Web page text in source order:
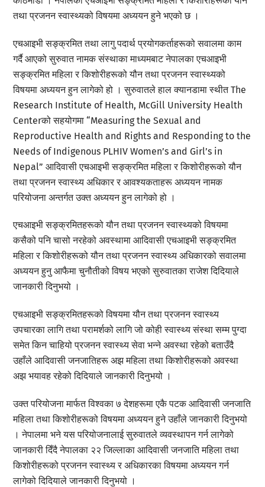
तथा प्रजनन स्वास्थ्यको विषयमा अध्ययन हुने भएको छ ।
एचआइभी सङ्क्रमित तथा लागु पदार्थ प्रयोगकर्ताहरूको सवालमा काम
गर्दै आएको सुरुवात नामक संस्थाका माध्यमबाट नेपालका एचआइभी
सङ्क्रमित महिला र किशोरीहरूको यौन तथा प्रजनन स्वास्थ्यको
विषयमा अध्ययन हुन लागेको हो । सुरुवातले हाल क्यानडामा स्थीत The
Research Institute of Health, McGill University Health
Centerको सहयोगमा “Measuring the Sexual and
Reproductive Health and Rights and Responding to the
Needs of Indigenous PLHIV Women’s and Girl’s in
Nepal” आदिवासी एचआइभी सङ्क्रमित महिला र किशोरीहरूको यौन
तथा प्रजनन स्वास्थ्य अधिकार र आवश्यकताहरू अध्ययन नामक
परियोजना अन्तर्गत उक्त अध्ययन हुन लागेको हो ।
एचआइभी सङ्क्रमितहरूको यौन तथा प्रजनन स्वास्थ्यको विषयमा
कसैको पनि चासो नरहेको अवस्थामा आदिवासी एचआइभी सङ्क्रमित
महिला र किशोरीहरूको यौन तथा प्रजनन स्वास्थ्य अधिकारको सवालमा
अध्ययन हुनु आफैमा चुनौतीको विषय भएको सुरुवातका राजेश दिदियाले
जानकारी दिनुभयो ।
एचआइभी सङ्क्रमितहरूको विषयमा यौन तथा प्रजनन स्वास्थ्य
उपचारका लागि तथा परामर्शको लागि जो कोही स्वास्थ्य संस्था सम्म पुग्दा
समेत किन चाहियो प्रजनन स्वास्थ्य सेवा भन्ने अवस्था रहेको बताउँदै
उहाँले आदिवासी जनजातिहरू अझ महिला तथा किशोरीहरूको अवस्था
अझ भयावह रहेको दिदियाले जानकारी दिनुभयो ।
उक्त परियोजना मार्फत विश्वका ७ देशहरूमा एकै पटक आदिवासी जनजाति
महिला तथा किशोरीहरूको विषयमा अध्ययन हुने उहाँले जानकारी दिनुभयो
। नेपालमा भने यस परियोजनालाई सुरुवातले व्यवस्थापन गर्न लागेको
जानकारी दिँदै नेपालका २२ जिल्लाका आदिवासी जनजाति महिला तथा
किशोरीहरूको प्रजनन स्वास्थ्य र अधिकारका विषयमा अध्ययन गर्न
लागेको दिदियाले जानकारी दिनुभयो ।